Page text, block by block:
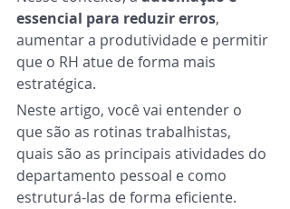
essencial para reduzir erros,
aumentar a produtividade e permitir
que o RH atue de forma mais
estratégica.
Neste artigo, você vai entender o
que são as rotinas trabalhistas,
quais são as principais atividades do
departamento pessoal e como
estruturá-las de forma eficiente.